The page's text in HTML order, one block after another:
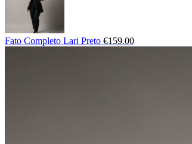
Fato Completo Lari Preto €159.00